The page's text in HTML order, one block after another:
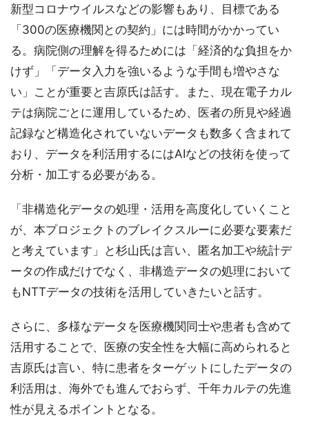
新型コロナウイルスなどの影響もあり、目標である
「300の医療機関との契約」には時間がかかってい
る。病院側の理解を得るためには「経済的な負担をか
けず」「データ入力を強いるような手間も増やさな
い」ことが重要と吉原氏は話す。また、現在電子カル
テは病院ごとに運用しているため、医者の所見や経過
記録など構造化されていないデータも数多く含まれて
おり、データを利活用するにはAIなどの技術を使って
分析・加工する必要がある。
「非構造化データの処理・活用を高度化していくこと
が、本プロジェクトのブレイクスルーに必要な要素だ
と考えています」と杉山氏は言い、匿名加工や統計デ
ータの作成だけでなく、非構造データの処理において
もNTTデータの技術を活用していきたいと話す。
さらに、多様なデータを医療機関同士や患者も含めて
活用することで、医療の安全性を大幅に高められると
吉原氏は言い、特に患者をターゲットにしたデータの
利活用は、海外でも進んでおらず、千年カルテの先進
性が見えるポイントとなる。